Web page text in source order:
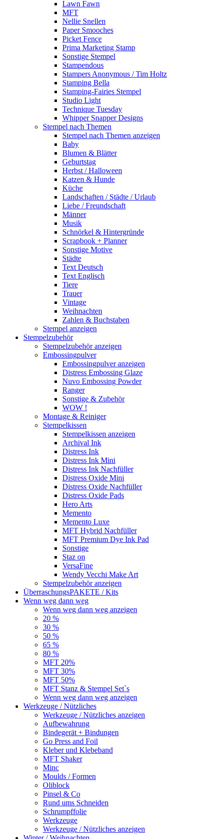
Lawn Fawn
MFT
Nellie Snellen
Paper Smooches
Picket Fence
Prima Marketing Stamp
Sonstige Stempel
Stampendous
Stampers Anonymous / Tim Holtz
Stamping Bella
Stamping-Fairies Stempel
Studio Light
Technique Tuesday
Whipper Snapper Designs
Stempel nach Themen
Stempel nach Themen anzeigen
Baby
Blumen & Blätter
Geburtstag
Herbst / Halloween
Katzen & Hunde
Küche
Landschaften / Städte / Urlaub
Liebe / Freundschaft
Männer
Musik
Schnörkel & Hintergründe
Scrapbook + Planner
Sonstige Motive
Städte
Text Deutsch
Text Englisch
Tiere
Trauer
Vintage
Weihnachten
Zahlen & Buchstaben
Stempel anzeigen
Stempelzubehör
Stempelzubehör anzeigen
Embossingpulver
Embossingpulver anzeigen
Distress Embossing Glaze
Nuvo Embossing Powder
Ranger
Sonstige & Zubehör
WOW !
Montage & Reiniger
Stempelkissen
Stempelkissen anzeigen
Archival Ink
Distress Ink
Distress Ink Mini
Distress Ink Nachfüller
Distress Oxide Mini
Distress Oxide Nachfüller
Distress Oxide Pads
Hero Arts
Memento
Memento Luxe
MFT Hybrid Nachfüller
MFT Premium Dye Ink Pad
Sonstige
Staz on
VersaFine
Wendy Vecchi Make Art
Stempelzubehör anzeigen
ÜberraschungsPAKETE / Kits
Wenn weg dann weg
Wenn weg dann weg anzeigen
20 %
30 %
50 %
65 %
80 %
MFT 20%
MFT 30%
MFT 50%
MFT Stanz & Stempel Set`s
Wenn weg dann weg anzeigen
Werkzeuge / Nützliches
Werkzeuge / Nützliches anzeigen
Aufbewahrung
Bindegerät + Bindungen
Go Press and Foil
Kleber und Klebeband
MFT Shaker
Minc
Moulds / Formen
Oliblock
Pinsel & Co
Rund ums Schneiden
Schrumpffolie
Werkzeuge
Werkzeuge / Nützliches anzeigen